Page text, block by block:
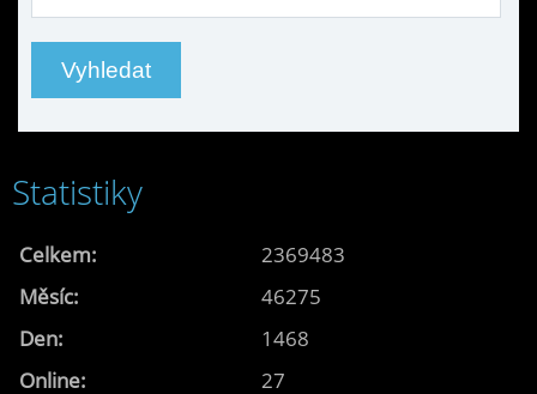
Statistiky
Online: 27
Celkem:
2369483
Měsíc:
46275
Den:
1468